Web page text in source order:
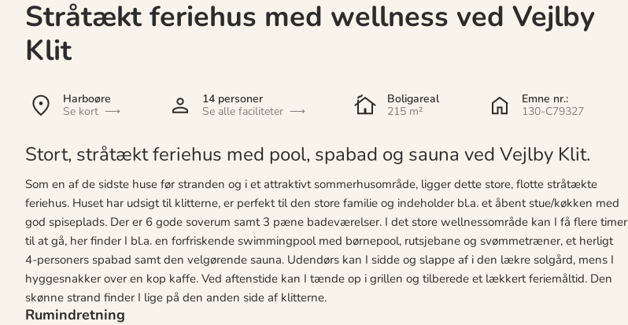
Stråtækt feriehus med wellness ved Vejlby
Klit
Harboøre
Se kort
14 personer
Se alle faciliteter
Boligareal
215 m²
Emne nr.:
130-C79327
Stort, stråtækt feriehus med pool, spabad og sauna ved Vejlby Klit.
Som en af de sidste huse før stranden og i et attraktivt sommerhusområde, ligger dette store, flotte stråtækte
feriehus. Huset har udsigt til klitterne, er perfekt til den store familie og indeholder bl.a. et åbent stue/køkken med
god spiseplads. Der er 6 gode soverum samt 3 pæne badeværelser. I det store wellnessområde kan I få flere timer
til at gå, her finder I bl.a. en forfriskende swimmingpool med børnepool, rutsjebane og svømmetræner, et herligt
4-personers spabad samt den velgørende sauna. Udendørs kan I sidde og slappe af i den lækre solgård, mens I
hyggesnakker over en kop kaffe. Ved aftenstide kan I tænde op i grillen og tilberede et lækkert feriemåltid. Den
skønne strand finder I lige på den anden side af klitterne.
Rumindretning